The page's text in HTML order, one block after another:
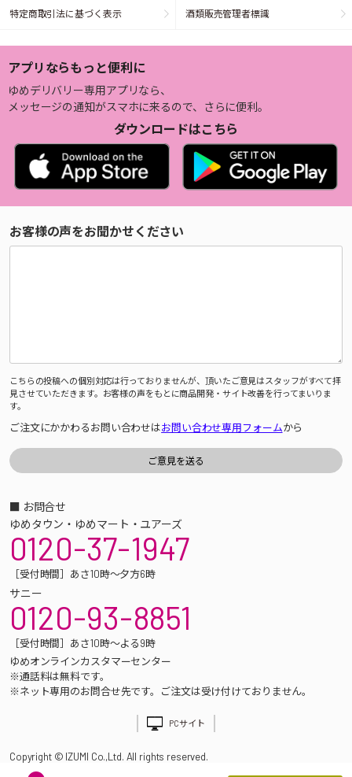
特定商取引法に基づく表示 酒類販売管理者標識
アプリならもっと便利に
ゆめデリバリー専用アプリなら、
メッセージの通知がスマホに来るので、さらに便利。
ダウンロードはこちら
お客様の声をお聞かせください
こちらの投稿への個別対応は行っておりませんが、頂いたご意見はスタッフがすべて拝
見させていただきます。お客様の声をもとに商品開発・サイト改善を行ってまいりま
す。
ご注文にかかわるお問い合わせはお問い合わせ専用フォームから
■ お問合せ
ゆめタウン・ゆめマート・ユアーズ
0120-37-1947
［受付時間］あさ10時～夕方6時
サニー
0120-93-8851
［受付時間］あさ10時～よる9時
ゆめオンラインカスタマーセンター
※通話料は無料です。
※ネット専用のお問合せ先です。ご注文は受け付けておりません。
PCサイト
Copyright © IZUMI Co.,Ltd. All rights reserved.